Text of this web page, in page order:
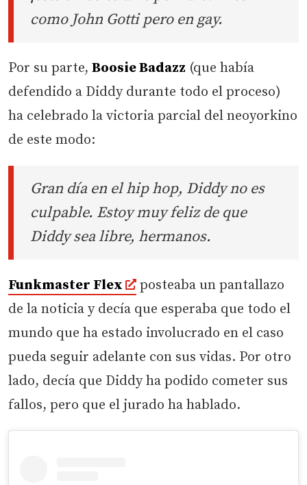
como John Gotti pero en gay.
Por su parte, Boosie Badazz (que había
defendido a Diddy durante todo el proceso)
ha celebrado la victoria parcial del neoyorkino
de este modo:
Gran día en el hip hop, Diddy no es
culpable. Estoy muy feliz de que
Diddy sea libre, hermanos.
Funkmaster Flex
posteaba un pantallazo
de la noticia y decía que esperaba que todo el
mundo que ha estado involucrado en el caso
pueda seguir adelante con sus vidas. Por otro
lado, decía que Diddy ha podido cometer sus
fallos, pero que el jurado ha hablado.